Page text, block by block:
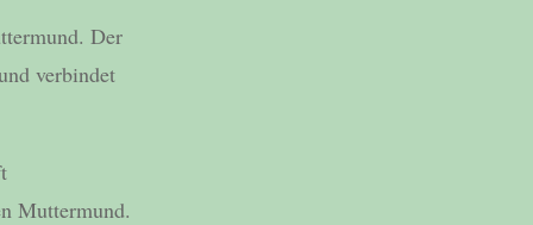
Der
verbindet
Muttermund.